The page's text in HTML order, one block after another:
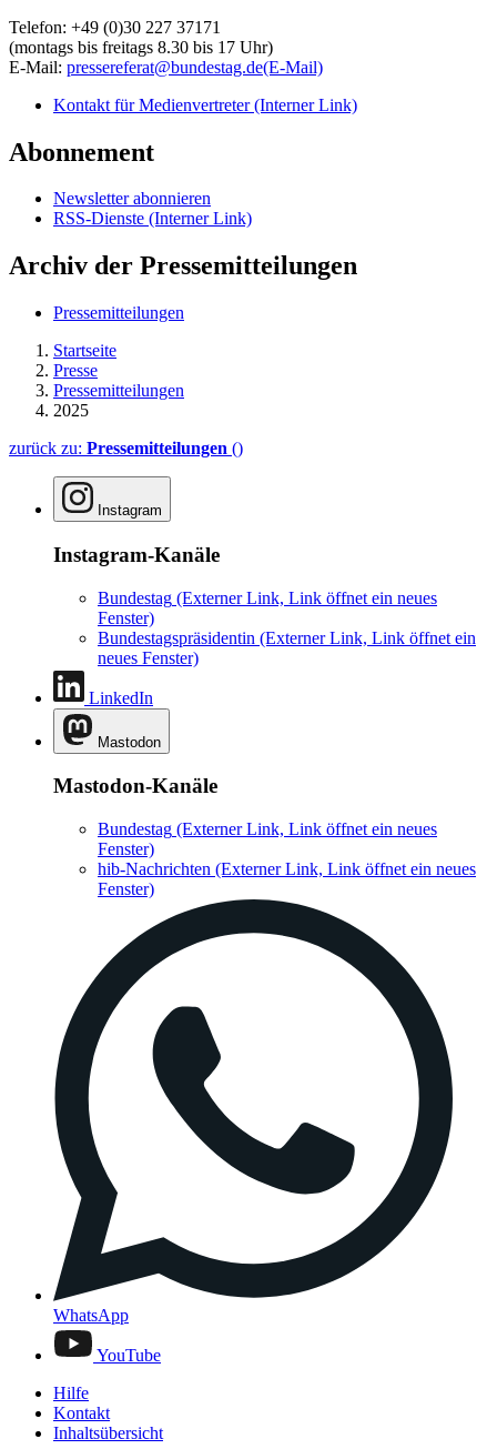
Telefon: +49 (0)30 227 37171
(montags bis freitags 8.30 bis 17 Uhr)
E-Mail: pressereferat@bundestag.de(E-Mail)
Kontakt für Medienvertreter(Interner Link)
Abonnement
Newsletter abonnieren
RSS-Dienste (Interner Link)
Archiv der Pressemitteilungen
Pressemitteilungen
Startseite
Presse
Pressemitteilungen
2025
zurück zu: Pressemitteilungen ()
Instagram
Instagram-Kanäle
Bundestag (Externer Link, Link öffnet ein neues
Fenster)
Bundestagspräsidentin (Externer Link, Link öffnet ein
neues Fenster)
LinkedIn
Mastodon
Mastodon-Kanäle
Bundestag (Externer Link, Link öffnet ein neues
Fenster)
hib-Nachrichten (Externer Link, Link öffnet ein neues
Fenster)
WhatsApp
YouTube
Hilfe
Kontakt
Inhaltsübersicht